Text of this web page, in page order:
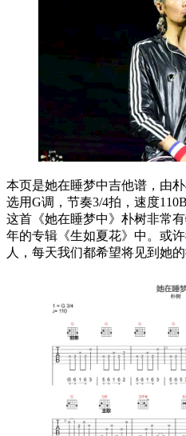
本页是她在睡梦中吉他谱，由
选用G调，节奏3/4拍，速度
这首《她在睡梦中》朴树非常
年的专辑《生如夏花》中。或
人，每天我们都希望将见到她的